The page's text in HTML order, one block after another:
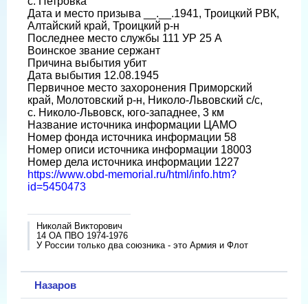
Дата и место призыва __.__.1941, Троицкий РВК,
Алтайский край, Троицкий р-н
Последнее место службы 111 УР 25 А
Воинское звание сержант
Причина выбытия убит
Дата выбытия 12.08.1945
Первичное место захоронения Приморский
край, Молотовский р-н, Николо-Львовский с/с,
с. Николо-Львовск, юго-западнее, 3 км
Название источника информации ЦАМО
Номер фонда источника информации 58
Номер описи источника информации 18003
Номер дела источника информации 1227
https://www.obd-memorial.ru/html/info.htm?
id=5450473
Николай Викторович
14 ОА ПВО 1974-1976
У России только два союзника - это Армия и Флот
Назаров